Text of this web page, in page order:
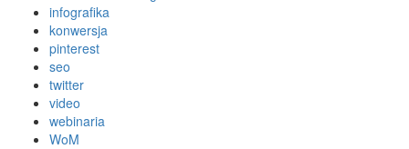
infografika
konwersja
pinterest
seo
twitter
video
webinaria
WoM